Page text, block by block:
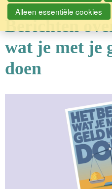
Berichten
wat je met je
doen
Alleen essentiële cookies